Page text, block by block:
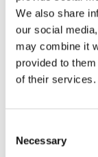
We also share
our social
may combine it
provided to
of their services.
Selection
Necessary